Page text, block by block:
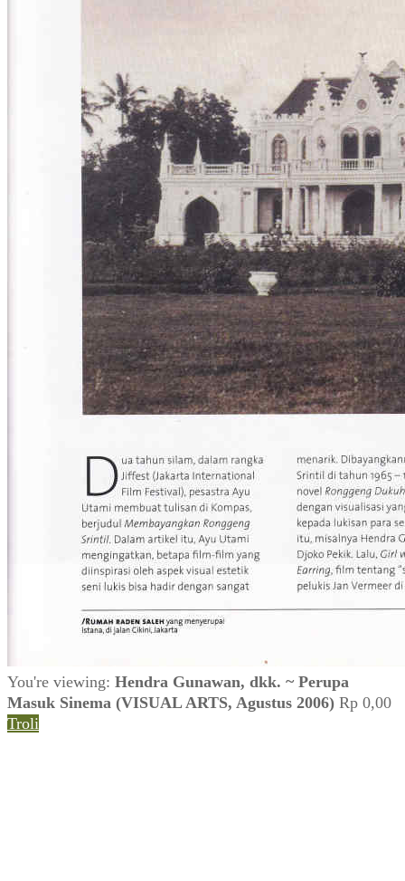
You're viewing: Hendra Gunawan, dkk. ~ Perupa
Masuk Sinema (VISUAL ARTS, Agustus 2006) Rp 0,00
Troli